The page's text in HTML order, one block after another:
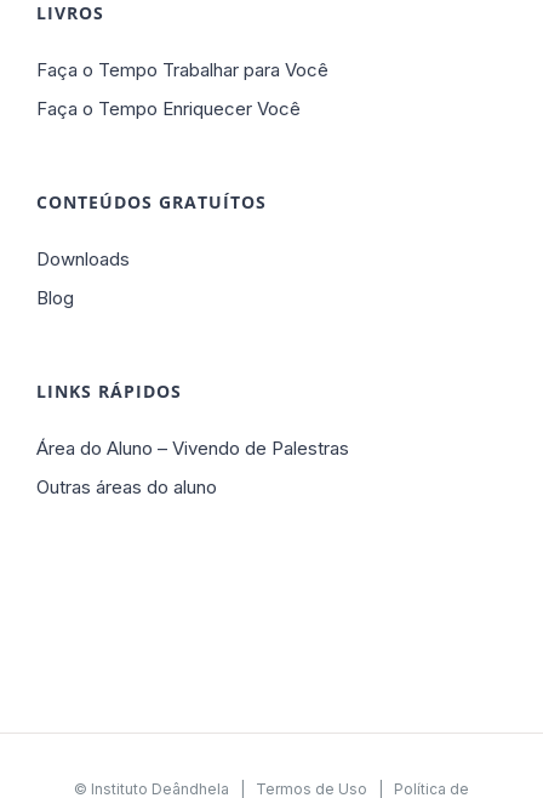
LIVROS
Faça o Tempo Trabalhar para Você
Faça o Tempo Enriquecer Você
CONTEÚDOS GRATUÍTOS
Downloads
Blog
LINKS RÁPIDOS
Área do Aluno – Vivendo de Palestras
Outras áreas do aluno
© Instituto Deândhela | Termos de Uso Política de